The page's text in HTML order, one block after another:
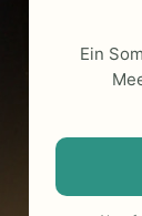
Ein